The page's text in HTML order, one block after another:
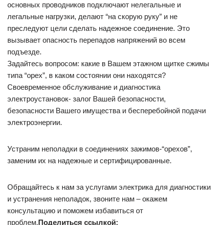
основных проводников подключают нелегальные и
легальные нагрузки, делают “на скорую руку” и не
преследуют цели сделать надежное соединение. Это
вызывает опасность перепадов напряжений во всем
подъезде.
Задайтесь вопросом: какие в Вашем этажном щитке сжимы
типа “орех”, в каком состоянии они находятся?
Своевременное обслуживание и диагностика
электроустановок- залог Вашей безопасности,
безопасности Вашего имущества и бесперебойной подачи
электроэнергии.
Устраним неполадки в соединениях зажимов-“орехов”,
заменим их на надежные и сертифицированные.
Обращайтесь к нам за услугами электрика для диагностики
и устранения неполадок, звоните нам – окажем
консультацию и поможем избавиться от
проблем.Поделиться ссылкой: